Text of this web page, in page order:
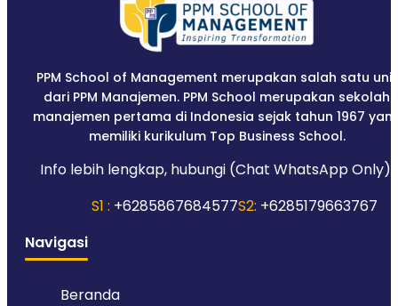
PPM School of Management merupakan salah satu unit
dari PPM Manajemen. PPM School merupakan sekolah
manajemen pertama di Indonesia sejak tahun 1967
memiliki kurikulum Top Business School.
Info lebih lengkap, hubungi (Chat WhatsApp Only):
S1 : +6285867684577S2: +6285179663767
Navigasi
Beranda